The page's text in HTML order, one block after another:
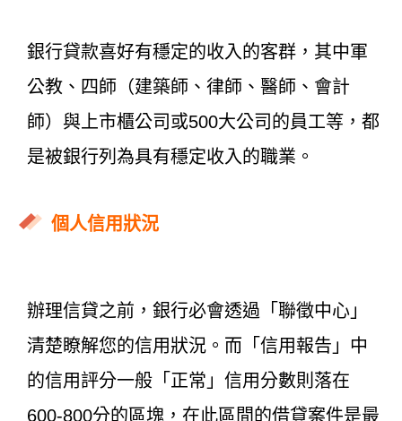
銀行貸款喜好有穩定的收入的客群，其中軍
公教、四師（建築師、律師、醫師、會計
師）與上市櫃公司或500大公司的員工等，都
是被銀行列為具有穩定收入的職業。
個人信用狀況
辦理信貸之前，銀行必會透過「聯徵中心」
清楚瞭解您的信用狀況。而「信用報告」中
的信用評分一般「正常」信用分數則落在
600-800分的區塊，在此區間的借貸案件是最